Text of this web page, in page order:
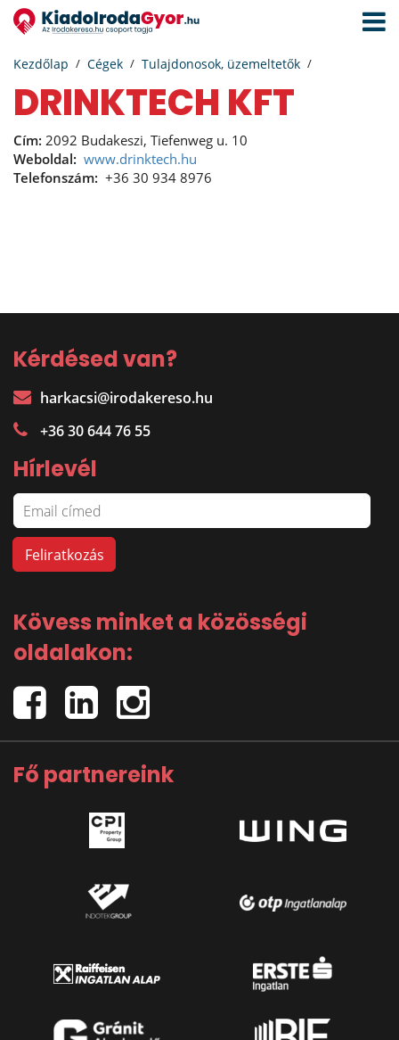
Kezdőlap Cégek Tulajdonosok, üzemeltetők
DRINKTECH KFT
Cím: 2092 Budakeszi, Tiefenweg u. 10
Weboldal: www.drinktech.hu
Telefonszám: +36 30 934 8976
Kérdésed van?
harkacsi@irodakereso.hu
+36 30 644 76 55
Hírlevél
Kövess minket a közösségi
oldalakon:
Fő partnereink